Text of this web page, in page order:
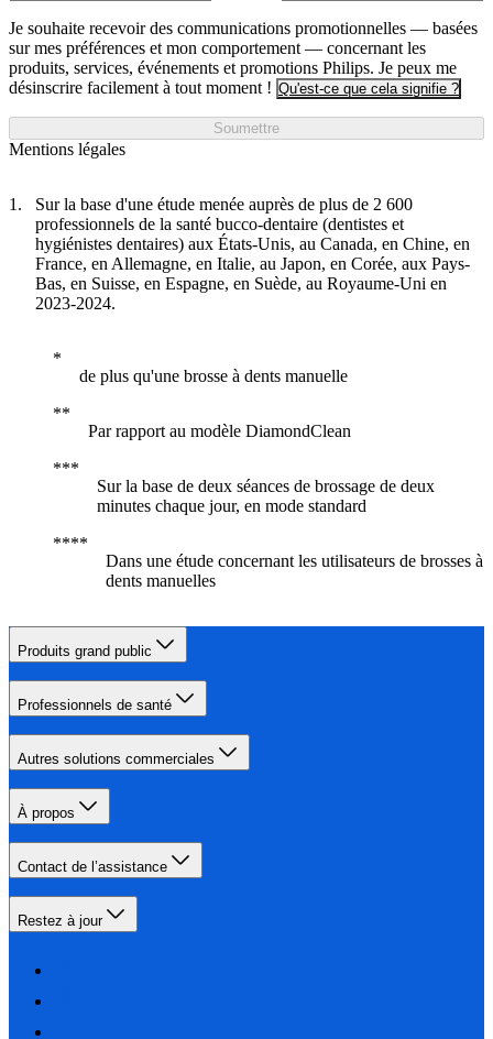
Je souhaite recevoir des communications promotionnelles — basées
sur mes préférences et mon comportement — concernant les
produits, services, événements et promotions Philips. Je peux me
désinscrire facilement à tout moment ! Qu'est-ce que cela signifie ?
Soumettre
Mentions légales
Sur la base d'une étude menée auprès de plus de 2 600
professionnels de la santé bucco-dentaire (dentistes et
hygiénistes dentaires) aux États-Unis, au Canada, en Chine, en
France, en Allemagne, en Italie, au Japon, en Corée, aux Pays-
Bas, en Suisse, en Espagne, en Suède, au Royaume-Uni en
2023-2024.
de plus qu'une brosse à dents manuelle
Par rapport au modèle DiamondClean
Sur la base de deux séances de brossage de deux
minutes chaque jour, en mode standard
Dans une étude concernant les utilisateurs de brosses à
dents manuelles
Produits grand public
Professionnels de santé
Autres solutions commerciales
À propos
Contact de l’assistance
Restez à jour